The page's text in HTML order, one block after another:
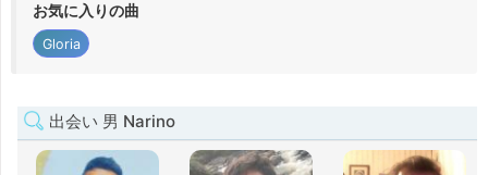
お気に入りの曲
Gloria
出会い 男 Narino